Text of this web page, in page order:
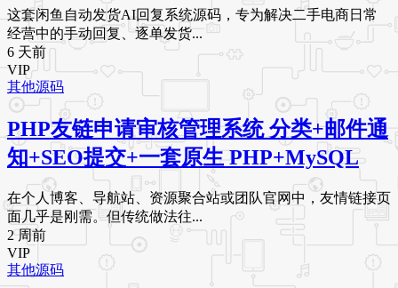
这套闲鱼自动发货AI回复系统源码，专为解决二手电商日常
经营中的手动回复、逐单发货...
6 天前
VIP
其他源码
PHP友链申请审核管理系统 分类+邮件通
知+SEO提交+一套原生 PHP+MySQL
在个人博客、导航站、资源聚合站或团队官网中，友情链接页
面几乎是刚需。但传统做法往...
2 周前
VIP
其他源码